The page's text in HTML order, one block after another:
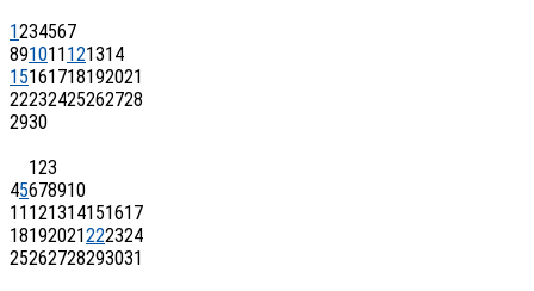
1234567
891011 121314
15161718192021
22232425262728
2930
123
45678910
11 121314151617
18192021222324
25262728293031